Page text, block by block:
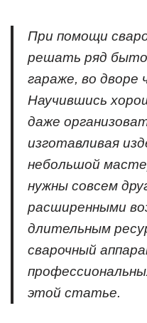
При помощи
решать ряд
гараже, во дворе
Научившись
даже
изготавливая
небольшой
нужны совсем
расширенными
длительным
сварочный
этой статье.